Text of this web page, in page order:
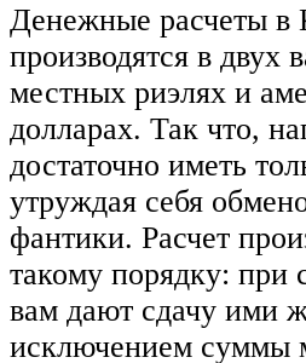
Денежные расчеты в
производятся в двух
местных риэлях и
долларах. Так что,
достаточно иметь
утруждая себя
фантики. Расчет
такому порядку: при
вам дают сдачу ими
исключением суммы